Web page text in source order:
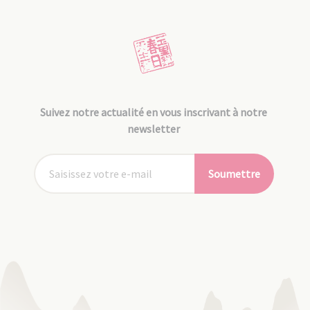
Suivez notre actualité en vous inscrivant à notre
newsletter
Soumettre